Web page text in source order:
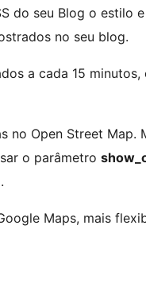
do seu Blog o estilo
no seu blog.
a cada 15
no Open Street Map.
o parâmetro
Maps, mais